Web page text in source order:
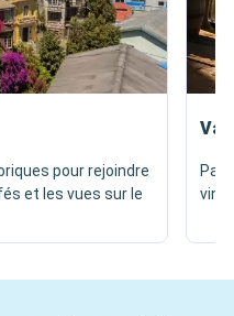
pour rejoindre
et les vues sur le
vins